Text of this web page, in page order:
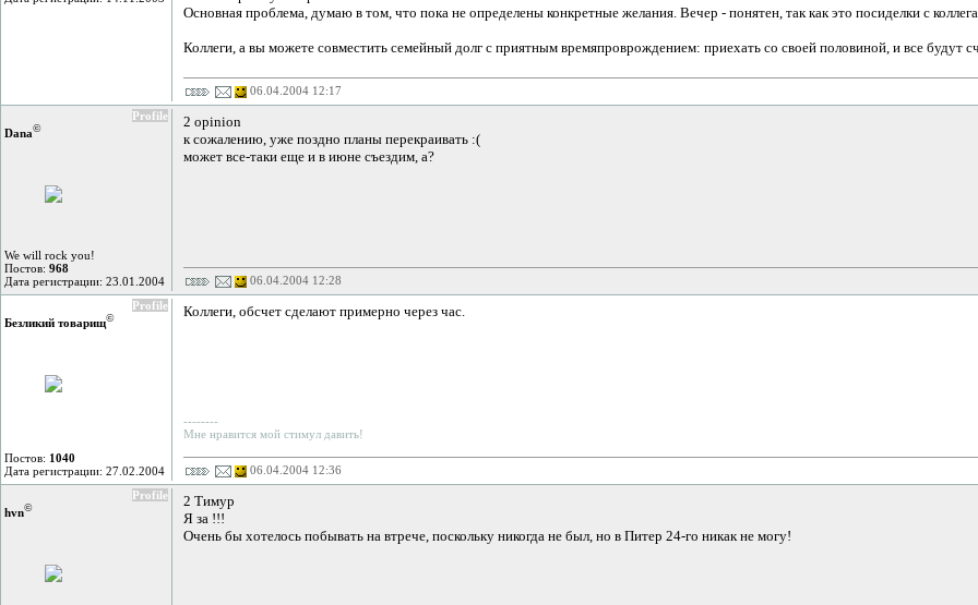
Основная проблема, думаю в том, что пока не определены конкретные желания. Вечер - понятен, так как это посиделки с
Коллеги, а вы можете совместить семейный долг с приятным времяпроврождением: приехать со своей половиной, и все будут
06.04.2004 12:17
Profile
Dana©
We will rock you!
Постов: 968
Дата регистрации: 23.01.2004
2 opinion
к сожалению, уже поздно планы перекраивать :(
может все-таки еще и в июне съездим, а?
06.04.2004 12:28
Profile
Безликий товарищ©
Постов: 1040
Дата регистрации: 27.02.2004
Коллеги, обсчет сделают примерно через час.
--------
Мне нравится мой стимул давить!
06.04.2004 12:36
Profile
hvn©
2 Тимур
Я за !!!
Очень бы хотелось побывать на втрече, поскольку никогда не был, но в Питер 24-го никак не могу!